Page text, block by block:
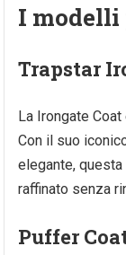
I modelli
Trapstar
La Irongate
Con il suo
elegante,
raffinato senza
Puffer